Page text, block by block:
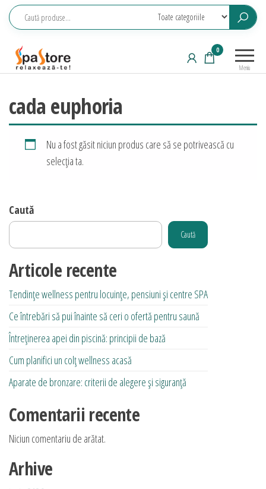
Sari
saune,
wellness
Meniu
0
cada euphoria
Nu a fost găsit niciun produs care să se potrivească cu
selecția ta.
Caută
Caută
Articole recente
Tendințe wellness pentru locuințe, pensiuni și centre SPA
Ce întrebări să pui înainte să ceri o ofertă pentru saună
Întreținerea apei din piscină: principii de bază
Cum planifici un colț wellness acasă
Aparate de bronzare: criterii de alegere și siguranță
Comentarii recente
Niciun comentariu de arătat.
Arhive